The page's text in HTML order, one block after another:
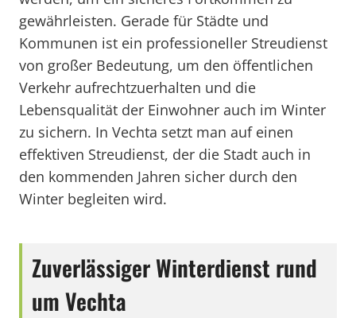
gewährleisten. Gerade für Städte und
Kommunen ist ein professioneller Streudienst
von großer Bedeutung, um den öffentlichen
Verkehr aufrechtzuerhalten und die
Lebensqualität der Einwohner auch im Winter
zu sichern. In Vechta setzt man auf einen
effektiven Streudienst, der die Stadt auch in
den kommenden Jahren sicher durch den
Winter begleiten wird.
Zuverlässiger Winterdienst rund
um Vechta